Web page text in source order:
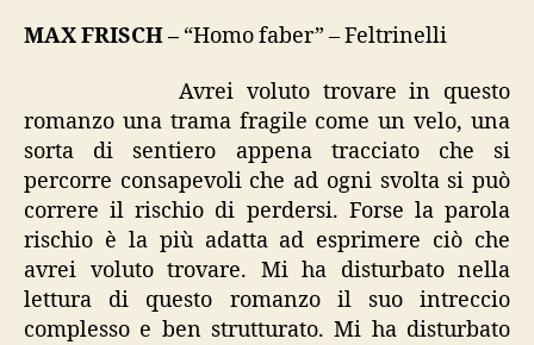
Faber”
MAX FRISCH – “Homo faber” – Feltrinelli
Avrei voluto trovare in questo
romanzo una trama fragile come un velo, una
sorta di sentiero appena tracciato che si
percorre consapevoli che ad ogni svolta si può
correre il rischio di perdersi. Forse la parola
rischio è la più adatta ad esprimere ciò che
avrei voluto trovare. Mi ha disturbato nella
lettura di questo romanzo il suo intreccio
complesso e ben strutturato. Mi ha disturbato